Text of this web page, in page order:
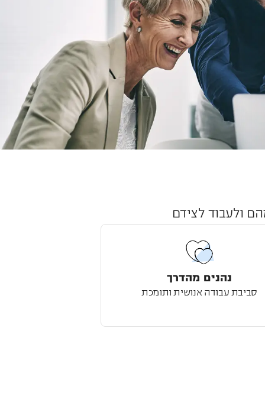
ולעבוד לצידם
נהנים מהדרך
סביבת עבודה אנושית ותומכת